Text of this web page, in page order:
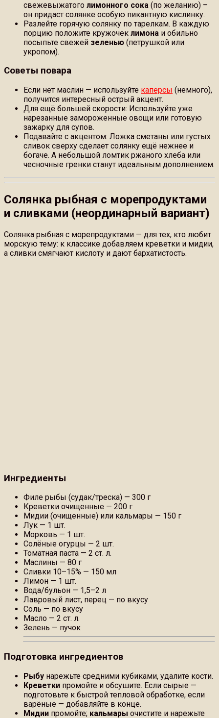
свежевыжатого лимонного сока (по желанию) –
он придаст солянке особую пикантную кислинку.
Разлейте горячую солянку по тарелкам. В каждую
порцию положите кружочек лимона и обильно
посыпьте свежей зеленью (петрушкой или
укропом).
Советы повара
Если нет маслин — используйте каперсы (немного),
получится интересный острый акцент.
Для ещё большей скорости: Используйте уже
нарезанные замороженные овощи или готовую
зажарку для супов.
Подавайте с акцентом: Ложка сметаны или густых
сливок сверху сделает солянку ещё нежнее и
богаче. А небольшой ломтик ржаного хлеба или
чесночные гренки станут идеальным дополнением.
Солянка рыбная с морепродуктами
и сливками (неординарный вариант)
Солянка рыбная с морепродуктами — для тех, кто любит
морскую тему: к классике добавляем креветки и мидии,
а сливки смягчают кислоту и дают бархатистость.
Ингредиенты
Филе рыбы (судак/треска) — 300 г
Креветки очищенные — 200 г
Мидии (очищенные) или кальмары — 150 г
Лук — 1 шт.
Морковь — 1 шт.
Солёные огурцы — 2 шт.
Томатная паста — 2 ст. л.
Маслины — 80 г
Сливки 10–15% — 150 мл
Лимон — 1 шт.
Вода/бульон — 1,5–2 л
Лавровый лист, перец — по вкусу
Соль — по вкусу
Масло — 2 ст. л.
Зелень — пучок
Подготовка ингредиентов
Рыбу нарежьте средними кубиками, удалите кости.
Креветки промойте и обсушите. Если сырые —
подготовьте к быстрой тепловой обработке, если
варёные — добавляйте в конце.
Мидии промойте; кальмары очистите и нарежьте